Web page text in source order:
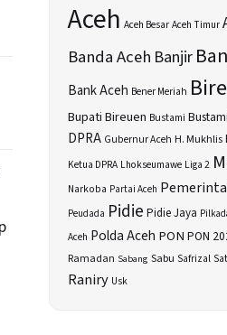
Aceh Aceh BesarAceh Timur
Banda Aceh Banjir
Bank Aceh Bener Meriah
Bupati Bireuen Bustami
DPRA Gubernur Aceh H. Mukhlis
Ketua DPRA Lhokseumawe Liga 2
Narkoba Partai Aceh
Peudada Pidie Pidie Jaya
Aceh Polda Aceh PON PON
Ramadan Sabang Sabu Safrizal
Raniry Usk